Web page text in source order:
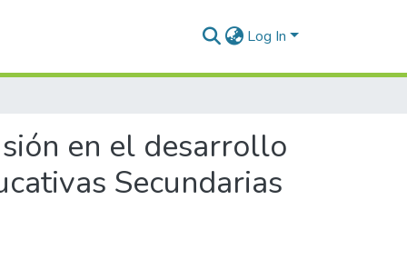
Log In
en el desarrollo
Secundarias